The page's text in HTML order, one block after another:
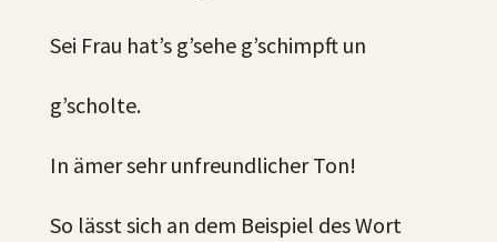
Sei Frau hat’s g’sehe g’schimpft un
g’scholte.
In ämer sehr unfreundlicher Ton!
So lässt sich an dem Beispiel des Wort